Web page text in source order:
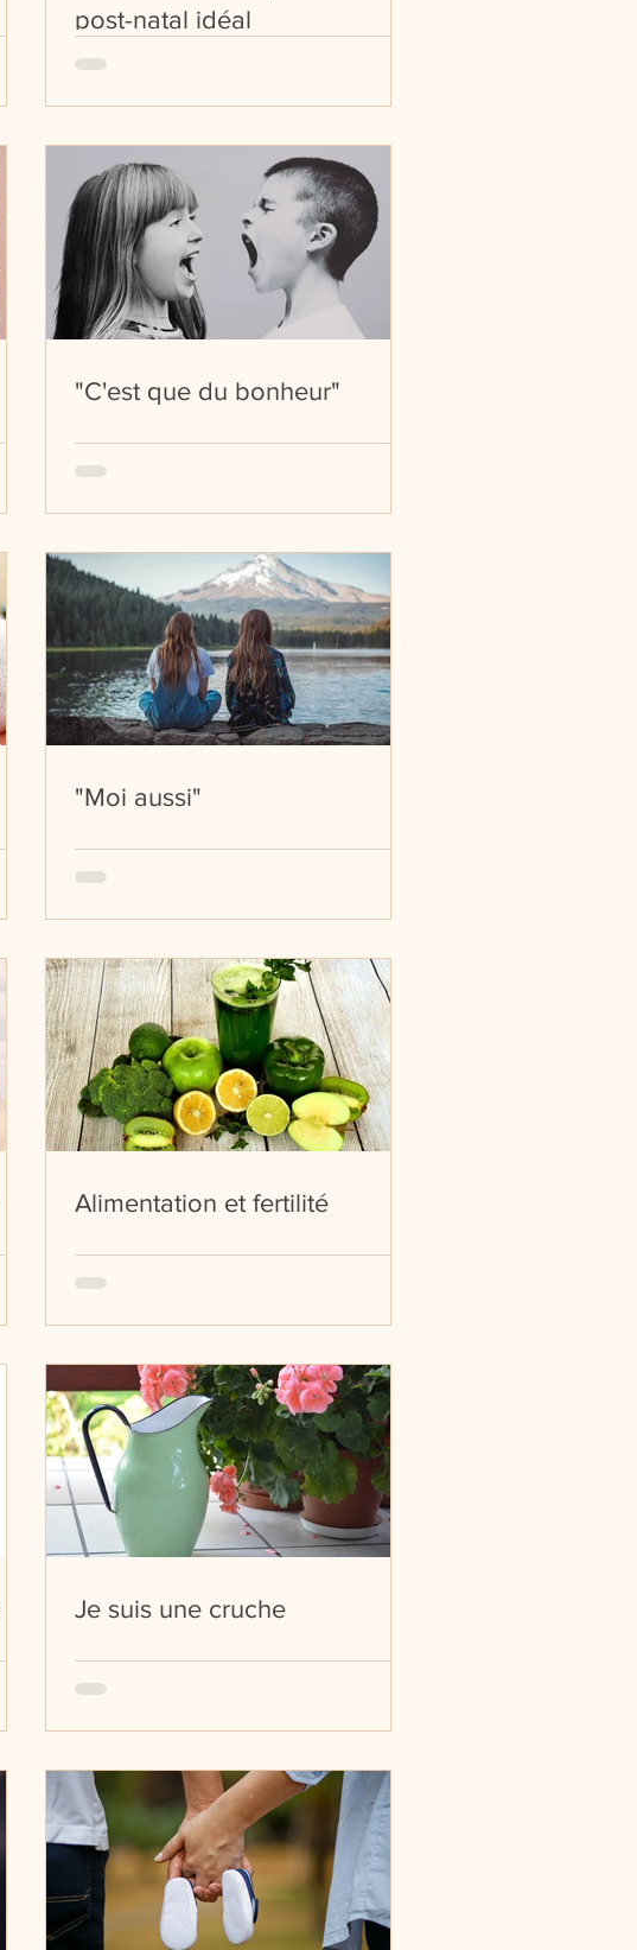
post-natal idéal
"C'est que du bonheur"
"Moi aussi"
Alimentation et fertilité
Je suis une cruche